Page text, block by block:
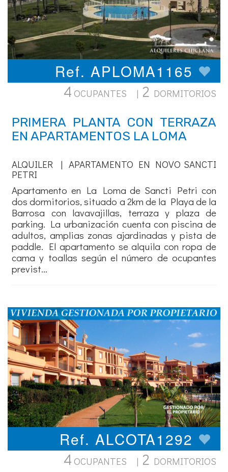
Ref. APLOMA1165
4 OCUPANTES | 2 DORMITORIOS
PRIMERA PLANTA CON TERRAZA
EN APARTAMENTOS LA LOMA
ALQUILER | APARTAMENTO EN NOVO SANCTI
PETRI
Apartamento en La Loma de Sancti Petri con
dos dormitorios, situado a 2km de la Playa de la
Barrosa con lavavajillas, terraza y plaza de
parking. La urbanización cuenta con piscina de
adultos, amplias zonas ajardinadas y pista de
paddle. El apartamento se alquila con ropa de
cama y toallas según el número de ocupantes
previst...
Ref. ALCOTA1292
4 OCUPANTES | 2 DORMITORIOS